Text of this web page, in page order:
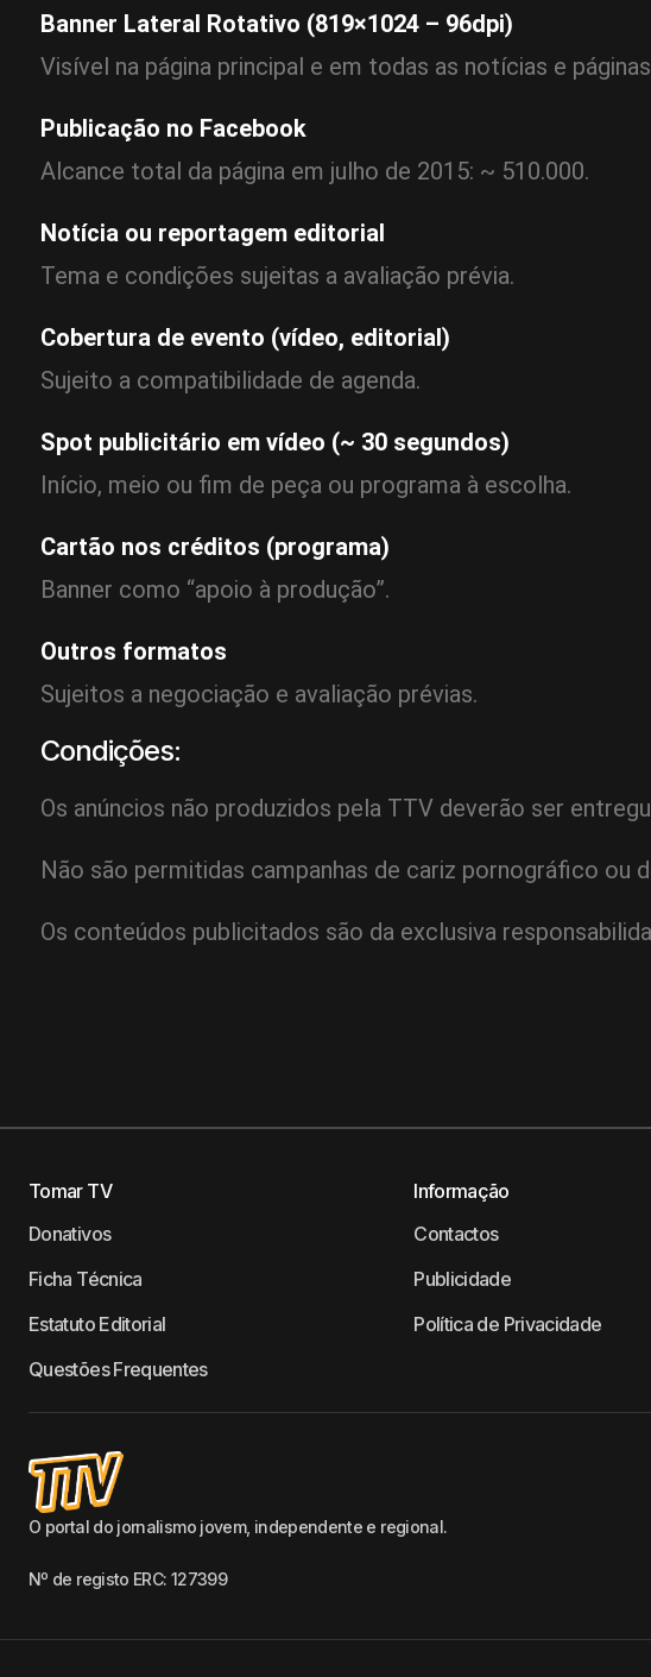
Banner Lateral Rotativo (819×1024 – 96dpi)
Visível na página principal e em todas as notícias e
Publicação no Facebook
Alcance total da página em julho de 2015: ~ 510.000.
Notícia ou reportagem editorial
Tema e condições sujeitas a avaliação prévia.
Cobertura de evento (vídeo, editorial)
Sujeito a compatibilidade de agenda.
Spot publicitário em vídeo (~ 30 segundos)
Início, meio ou fim de peça ou programa à escolha.
Cartão nos créditos (programa)
Banner como “apoio à produção”.
Outros formatos
Sujeitos a negociação e avaliação prévias.
Condições:
Os anúncios não produzidos pela TTV deverão ser
Não são permitidas campanhas de cariz pornográfico ou
Os conteúdos publicitados são da exclusiva
O portal do jornalismo jovem, independente e regional.
Nº de registo ERC: 127399
Tomar TV
Donativos
Ficha Técnica
Estatuto Editorial
Questões Frequentes
Informação
Contactos
Publicidade
Política de Privacidade